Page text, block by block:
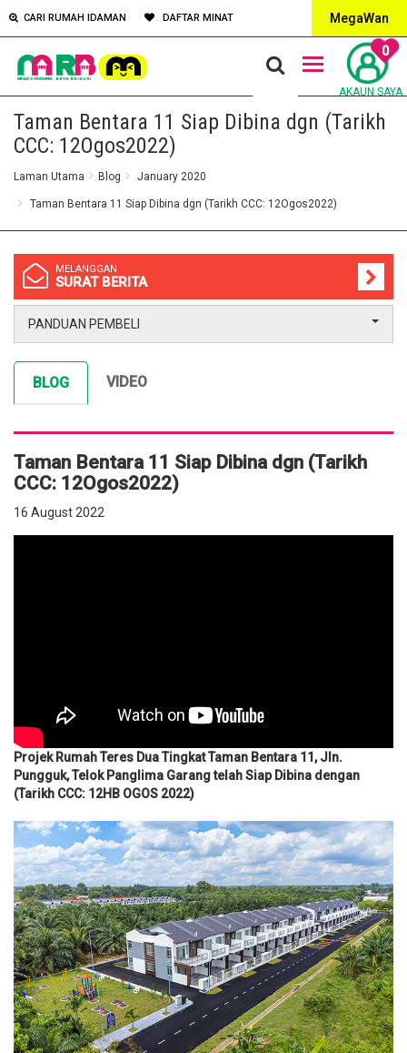
CARI RUMAH IDAMAN DAFTAR MINAT MegaWan
0
AKAUN SAYA
Taman Bentara 11 Siap Dibina dgn (Tarikh
CCC: 12Ogos2022)
Laman Utama Blog January 2020
Taman Bentara 11 Siap Dibina dgn (Tarikh CCC: 12Ogos2022)
MELANGGAN
SURAT BERITA
PANDUAN PEMBELI
BLOG VIDEO
Taman Bentara 11 Siap Dibina dgn (Tarikh
CCC: 12Ogos2022)
16 August 2022
Projek Rumah Teres Dua Tingkat Taman Bentara 11, Jln.
Pungguk, Telok Panglima Garang telah Siap Dibina dengan
(Tarikh CCC: 12HB OGOS 2022)